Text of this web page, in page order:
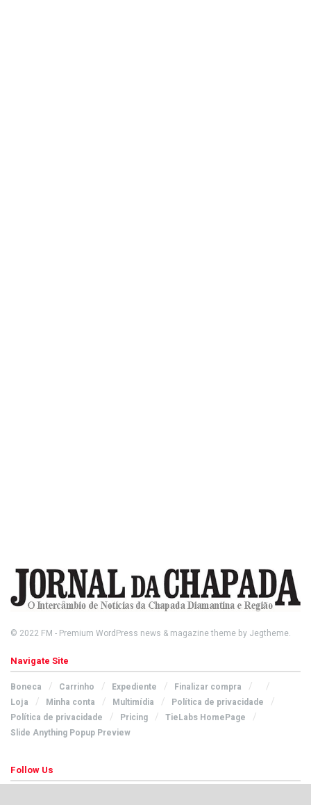
© 2022 FM - Premium WordPress news & magazine theme by Jegtheme.
Navigate Site
Boneca Carrinho Expediente
Finalizar compra
Loja
Minha conta Multimídia
Política de privacidade
Política de privacidade
Pricing
TieLabs HomePage
Slide Anything Popup Preview
Follow Us